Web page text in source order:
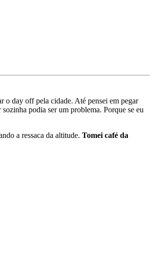
o day off pela cidade. Até pensei em pegar
podia ser um problema. Porque se eu
a ressaca da altitude. Tomei café da